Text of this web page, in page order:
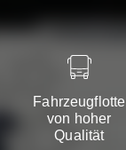
Fahrzeugflotte
von hoher
Qualität